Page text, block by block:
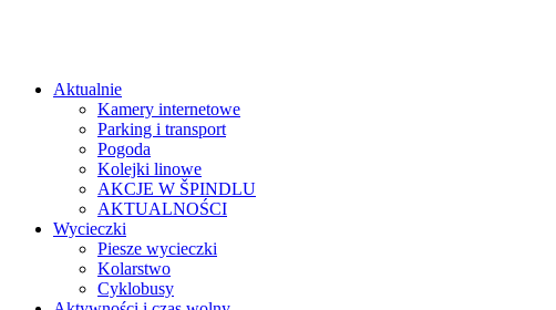
Aktualnie
Kamery internetowe
Parking i transport
Pogoda
Kolejki linowe
AKCJE W ŠPINDLU
AKTUALNOŚCI
Wycieczki
Piesze wycieczki
Kolarstwo
Cyklobusy